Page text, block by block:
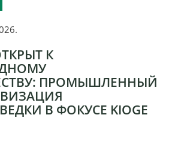
.
К
ПРОМЫШЛЕННЫЙ
В ФОКУСЕ KIOGE